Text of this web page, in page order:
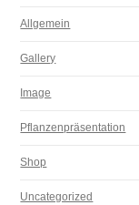
Allgemein
Gallery
Image
Pflanzenpräsentation
Shop
Uncategorized